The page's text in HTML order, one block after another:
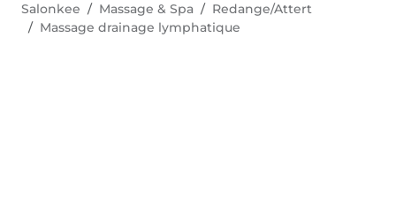
Salonkee Massage & Spa
Redange/Attert
Massage drainage lymphatique